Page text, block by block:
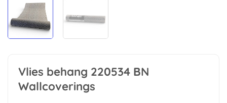
Vlies behang 220534 BN
Wallcoverings